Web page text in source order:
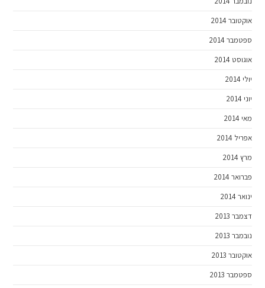
אוקטובר 2014
ספטמבר 2014
אוגוסט 2014
יולי 2014
יוני 2014
מאי 2014
אפריל 2014
מרץ 2014
פברואר 2014
ינואר 2014
דצמבר 2013
נובמבר 2013
אוקטובר 2013
ספטמבר 2013